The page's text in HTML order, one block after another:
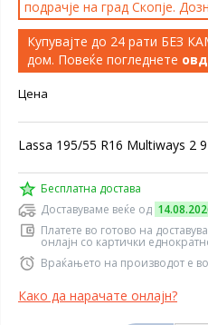
подрачје на град Скопје.
Купувајте до 24 рати БЕЗ
дом. Повеќе погледнете
Цена
Lassa 195/55 R16 Multiways 2
Бесплатна достава
Доставуваме веќе од
Платете во готово на
онлајн со картички
Враќањето на производот е
Како да нарачате онлајн?